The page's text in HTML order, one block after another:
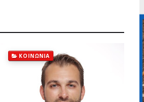
ΚΟΙΝΩΝΙΑ